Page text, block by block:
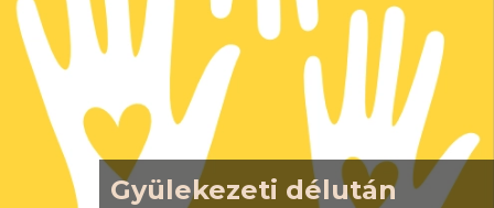
kevesebben, hogy mi történt vele
azután: megtéréséről és
újjászületéséről Jézus Krisztusban.
Azóta egy kis Tolna megyei
zsákfaluban él,…
Gyülekezeti délután